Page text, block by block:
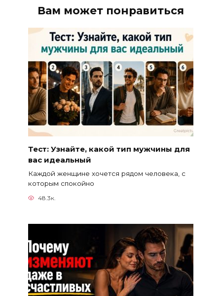
Вам может понравиться
Тест: Узнайте, какой тип мужчины для
вас идеальный
Каждой женщине хочется рядом человека, с
которым спокойно
48.3к.